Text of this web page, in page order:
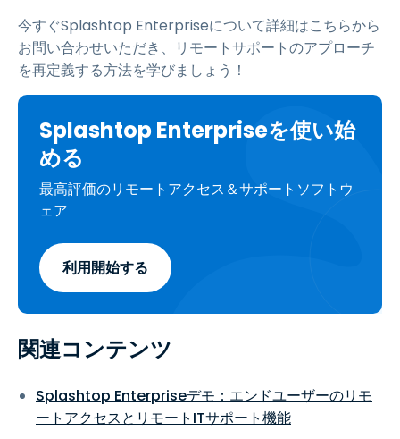
今すぐSplashtop Enterpriseについて詳細はこちらから
お問い合わせいただき、リモートサポートのアプローチ
を再定義する方法を学びましょう！
Splashtop Enterpriseを使い始
める
最高評価のリモートアクセス＆サポートソフトウ
ェア
利用開始する
関連コンテンツ
Splashtop Enterpriseデモ：エンドユーザーのリモ
ートアクセスとリモートITサポート機能